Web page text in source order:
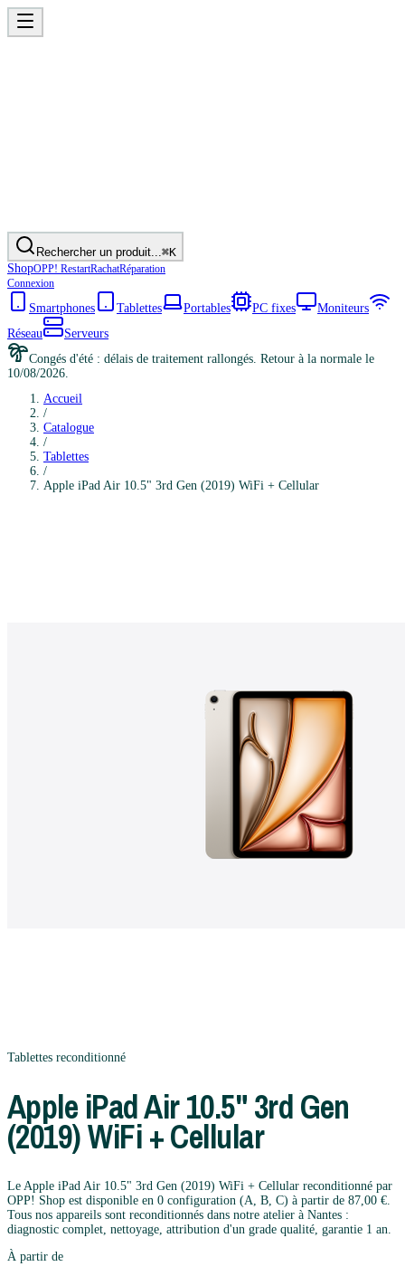
Rechercher un produit...⌘K
ShopOPP! RestartRachatRéparation
Connexion
Smartphones Tablettes Portables PC fixes
Moniteurs
Réseau
Serveurs
Congés d'été : délais de traitement rallongés. Retour à la normale le
10/08/2026.
Accueil
/
Catalogue
/
Tablettes
/
Apple iPad Air 10.5" 3rd Gen (2019) WiFi + Cellular
Tablettes reconditionné
Apple iPad Air 10.5" 3rd Gen
(2019) WiFi + Cellular
Le Apple iPad Air 10.5" 3rd Gen (2019) WiFi + Cellular reconditionné par
OPP! Shop est disponible en 0 configuration (A, B, C) à partir de 87,00 €.
Tous nos appareils sont reconditionnés dans notre atelier à Nantes :
diagnostic complet, nettoyage, attribution d'un grade qualité, garantie 1 an.
À partir de